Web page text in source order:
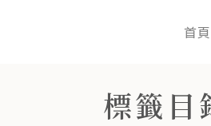
首頁
標籤目